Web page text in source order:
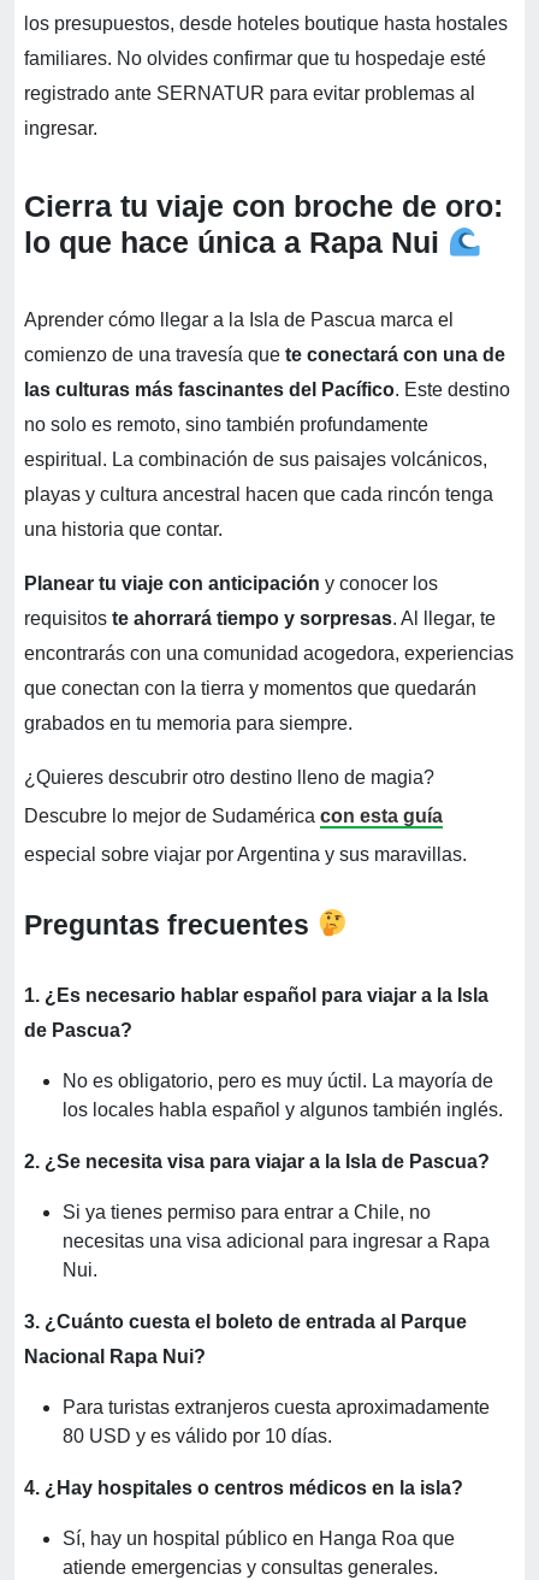
los presupuestos, desde hoteles boutique hasta hostales
familiares. No olvides confirmar que tu hospedaje esté
registrado ante SERNATUR para evitar problemas al
ingresar.
Cierra tu viaje con broche de oro:
lo que hace única a Rapa Nui
Aprender cómo llegar a la Isla de Pascua marca el
comienzo de una travesía que te conectará con una de
las culturas más fascinantes del Pacífico. Este destino
no solo es remoto, sino también profundamente
espiritual. La combinación de sus paisajes volcánicos,
playas y cultura ancestral hacen que cada rincón tenga
una historia que contar.
Planear tu viaje con anticipación y conocer los
requisitos te ahorrará tiempo y sorpresas. Al llegar, te
encontrarás con una comunidad acogedora, experiencias
que conectan con la tierra y momentos que quedarán
grabados en tu memoria para siempre.
¿Quieres descubrir otro destino lleno de magia?
Descubre lo mejor de Sudamérica con esta guía
especial sobre viajar por Argentina y sus maravillas.
Preguntas frecuentes
1. ¿Es necesario hablar español para viajar a la Isla
de Pascua?
No es obligatorio, pero es muy úctil. La mayoría de
los locales habla español y algunos también inglés.
2. ¿Se necesita visa para viajar a la Isla de Pascua?
Si ya tienes permiso para entrar a Chile, no
necesitas una visa adicional para ingresar a Rapa
Nui.
3. ¿Cuánto cuesta el boleto de entrada al Parque
Nacional Rapa Nui?
Para turistas extranjeros cuesta aproximadamente
80 USD y es válido por 10 días.
4. ¿Hay hospitales o centros médicos en la isla?
Sí, hay un hospital público en Hanga Roa que
atiende emergencias y consultas generales.